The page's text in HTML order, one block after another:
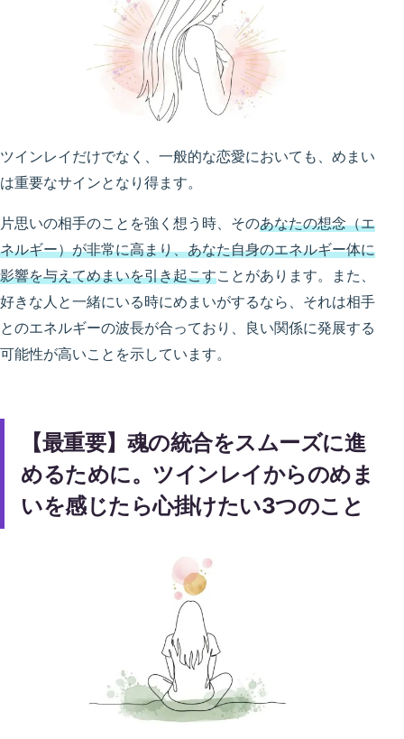
ツインレイだけでなく、一般的な恋愛においても、めまい
は重要なサインとなり得ます。
片思いの相手のことを強く想う時、そのあなたの想念（エ
ネルギー）が非常に高まり、あなた自身のエネルギー体に
影響を与えてめまいを引き起こすことがあります。また、
好きな人と一緒にいる時にめまいがするなら、それは相手
とのエネルギーの波長が合っており、良い関係に発展する
可能性が高いことを示しています。
【最重要】魂の統合をスムーズに進
めるために。ツインレイからのめま
いを感じたら心掛けたい3つのこと